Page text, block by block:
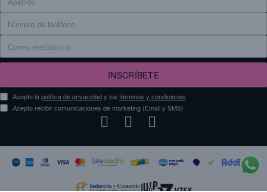
INSCRÍBETE
Acepto lapolítica de privacidady los términos y condiciones
Acepto recibir comunicaciones de marketing (Email y SMS)